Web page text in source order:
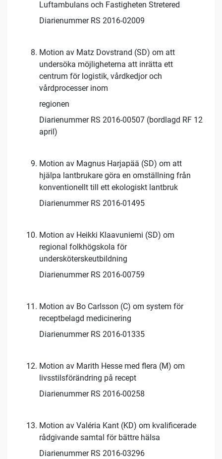
Luftambulans och Fastigheten Stretered
Diarienummer RS 2016-02009
Motion av Matz Dovstrand (SD) om att
undersöka möjligheterna att inrätta ett
centrum för logistik, vårdkedjor och
vårdprocesser inom
regionen
Diarienummer RS 2016-00507 (bordlagd RF 12
april)
Motion av Magnus Harjapää (SD) om att
hjälpa lantbrukare göra en omställning från
konventionellt till ett ekologiskt lantbruk
Diarienummer RS 2016-01495
Motion av Heikki Klaavuniemi (SD) om
regional folkhögskola för
undersköterskeutbildning
Diarienummer RS 2016-00759
Motion av Bo Carlsson (C) om system för
receptbelagd medicinering
Diarienummer RS 2016-01335
Motion av Marith Hesse med flera (M) om
livsstilsförändring på recept
Diarienummer RS 2016-00258
Motion av Valéria Kant (KD) om kvalificerade
rådgivande samtal för bättre hälsa
Diarienummer RS 2016-03296